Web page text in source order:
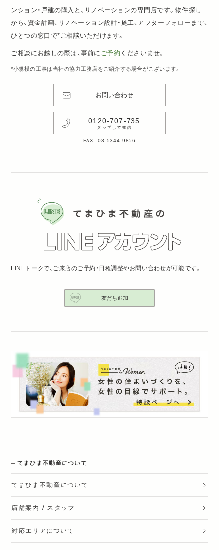
ンション・戸建の購入と、リノベーションの専門店です。物件探し
から、資金計画、リノベーション設計・施工、アフターフォローまで、
ひとつの窓口で*ご相談いただけます。
ご相談にお越しの際は、事前に ご予約 くださいませ。
*小規模の工事は当社の協力工務店をご紹介する場合がございます。
お問い合わせ
0120-707-735
タップして発信
FAX: 03-5344-9826
LINEトークで、ご来店のご予約・日程調整やお問い合わせが可能です。
友だち追加
てまひま不動産について
てまひま不動産 について
店舗案内 / スタッフ
対応エリアについて